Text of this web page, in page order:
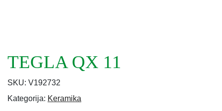
TEGLA QX 11
SKU: V192732
Kategorija: Keramika